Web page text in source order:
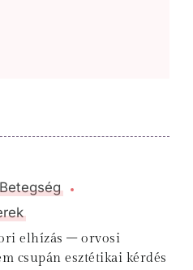
elhízás – orvosi
csupán esztétikai kérdés